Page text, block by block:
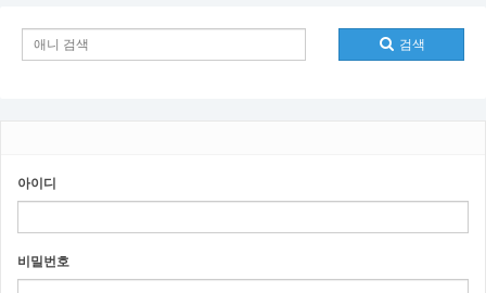
검색
아이디
비밀번호